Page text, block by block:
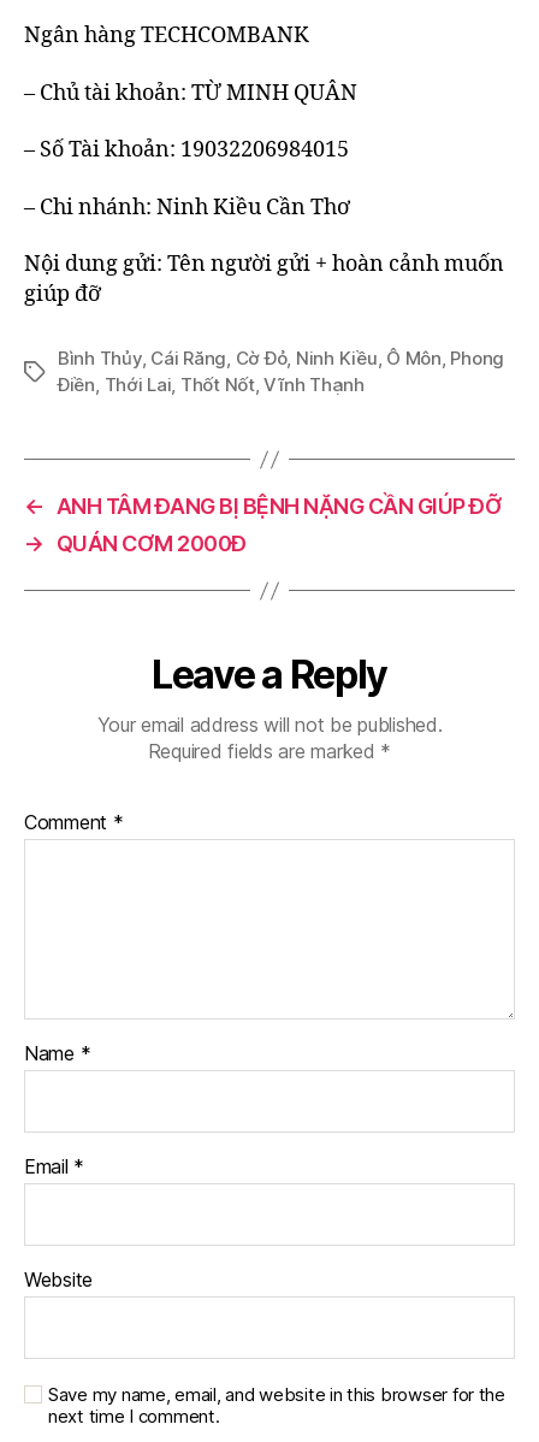
Ngân hàng TECHCOMBANK
– Chủ tài khoản: TỪ MINH QUÂN
– Số Tài khoản: 19032206984015
– Chi nhánh: Ninh Kiều Cần Thơ
Nội dung gửi: Tên người gửi + hoàn cảnh muốn
giúp đỡ
Tags
Bình Thủy, Cái Răng, Cờ Đỏ, Ninh Kiều, Ô Môn, Phong
Điền, Thới Lai, Thốt Nốt,Vĩnh Thạnh
←
ANH TÂM ĐANG BỊ BỆNH NẶNG CẦN GIÚP ĐỠ
→
QUÁN CƠM 2000Đ
Leave a Reply
Your email address will not be published.
Required fields are marked *
Comment *
Name *
Email *
Website
Save my name, email, and website in this browser for the
next time I comment.